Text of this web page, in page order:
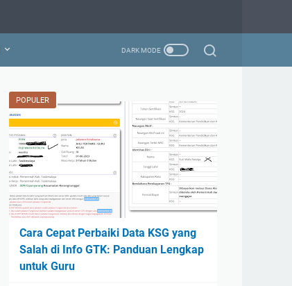
POPULER
Cara Cepat Perbaiki Data KSG yang
Salah di Info GTK: Panduan Lengkap
untuk Guru